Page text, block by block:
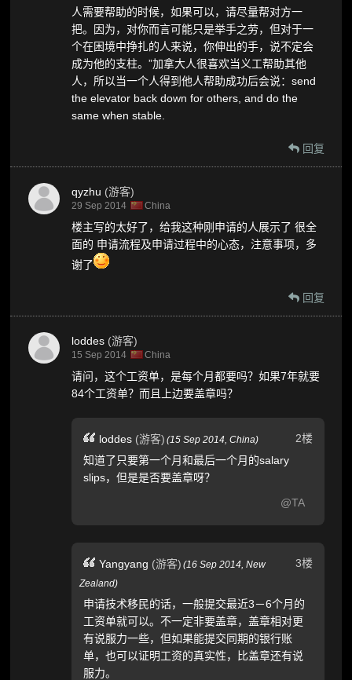
人需要帮助的时候，如果可以，请尽量帮对方一
把。因为，对你而言可能只是举手之劳，但对于一
个在困境中挣扎的人来说，你伸出的手，说不定会
成为他的支柱。”加拿大人很喜欢当义工帮助其他
人，所以当一个人得到他人帮助成功后会说：send
the elevator back down for others, and do the
same when stable.
回复
qyzhu (游客)
29 Sep 2014 China
楼主写的太好了，给我这种刚申请的人展示了 很全
面的 申请流程及申请过程中的心态，注意事项，多
谢了
回复
loddes (游客)
15 Sep 2014 China
请问，这个工资单，是每个月都要吗？如果7年就要
84个工资单？而且上边要盖章吗？
2楼
loddes (游客) (15 Sep 2014,China)
知道了只要第一个月和最后一个月的salary
slips，但是是否要盖章呀？
@TA
3楼
Yangyang (游客) (16 Sep 2014,New
Zealand)
申请技术移民的话，一般提交最近3－6个月的
工资单就可以。不一定非要盖章，盖章相对更
有说服力一些，但如果能提交同期的银行账
单，也可以证明工资的真实性，比盖章还有说
服力。